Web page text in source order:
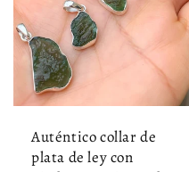
Auténtico collar de
plata de ley con